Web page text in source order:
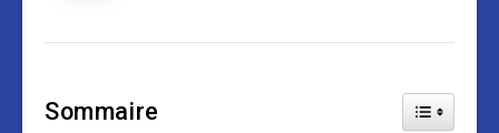
Sommaire Toggle